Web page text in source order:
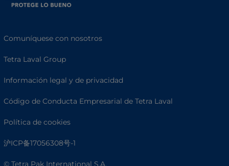
Comuníquese con nosotros
Tetra Laval Group
Información legal y de privacidad
Código de Conducta Empresarial de Tetra Laval
Política de cookies
沪ICP备17056308号-1
© Tetra Pak International S.A.